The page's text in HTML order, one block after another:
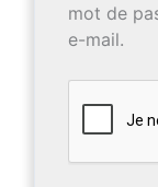
mot de
e-mail.